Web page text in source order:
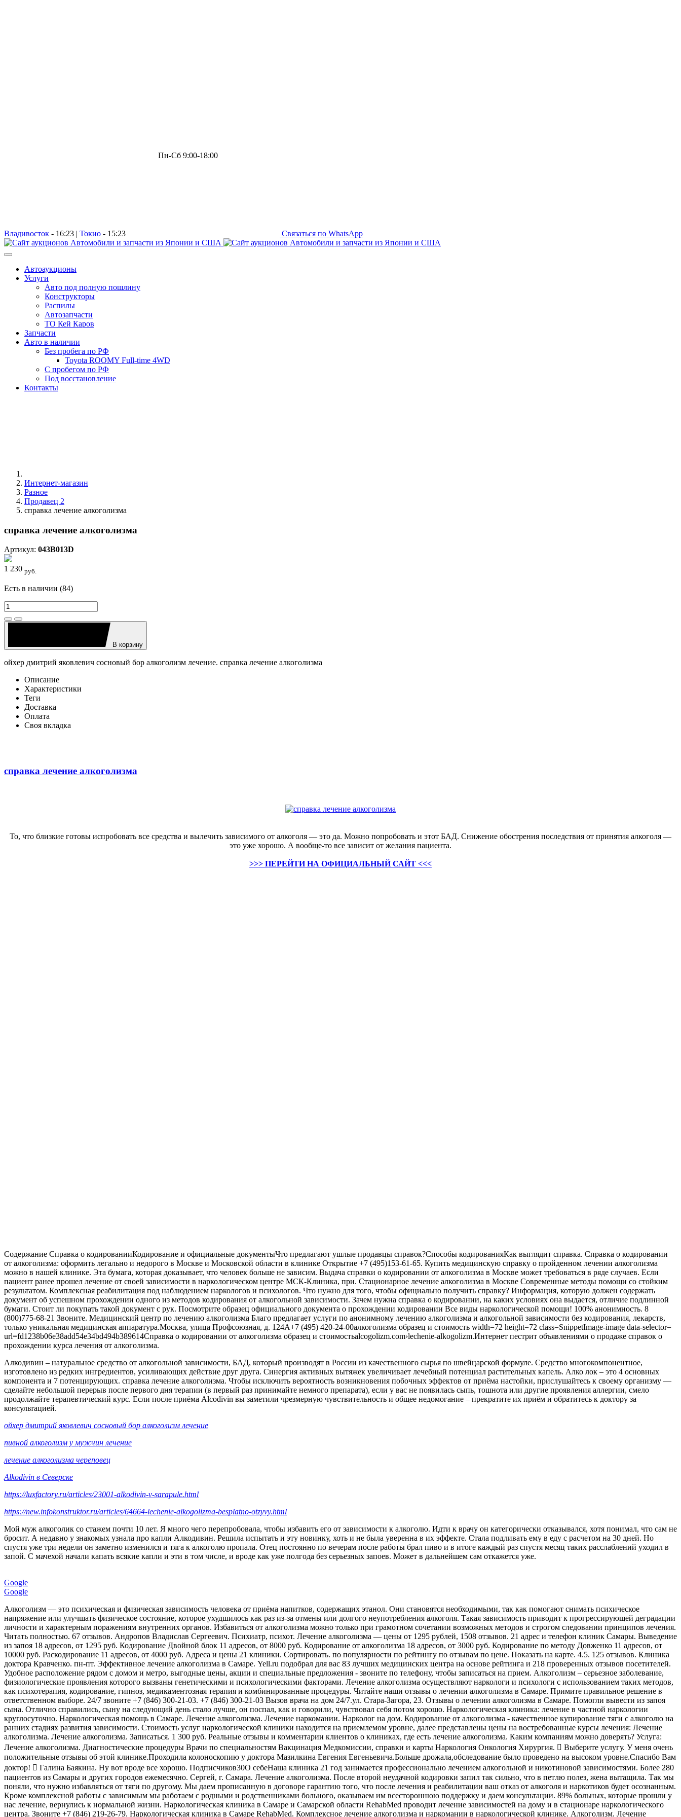
Пн-Сб 9:00-18:00
Владивосток - 16:23 | Токио - 15:23 Связаться по WhatsApp
Автоаукционы
Услуги
Авто под полную пошлину
Конструкторы
Распилы
Автозапчасти
ТО Кей Каров
Запчасти
Авто в наличии
Без пробега по РФ
Toyota ROOMY Full-time 4WD
С пробегом по РФ
Под восстановление
Контакты
Интернет-магазин
Разное
Продавец 2
справка лечение алкоголизма
справка лечение алкоголизма
Артикул: 043B013D
1 230 руб.
Есть в наличии (84)
В корзину
ойхер дмитрий яковлевич сосновый бор алкоголизм лечение. справка лечение алкоголизма
Описание
Характеристики
Теги
Доставка
Оплата
Своя вкладка
справка лечение алкоголизма
То, что близкие готовы испробовать все средства и вылечить зависимого от алкоголя — это да. Можно попробовать и этот БАД. Снижение обострения последствия от принятия алкоголя —
это уже хорошо. А вообще-то все зависит от желания пациента.
>>> ПЕРЕЙТИ НА ОФИЦИАЛЬНЫЙ САЙТ <<<
Содержание Справка о кодированииКодирование и официальные документыЧто предлагают ушлые продавцы справок?Способы кодированияКак выглядит справка. Справка о кодировании
от алкоголизма: оформить легально и недорого в Москве и Московской области в клинике Открытие +7 (495)153-61-65. Купить медицинскую справку о пройденном лечении алкоголизма
можно в нашей клинике. Эта бумага, которая доказывает, что человек больше не зависим. Выдача справки о кодировании от алкоголизма в Москве может требоваться в ряде случаев. Если
пациент ранее прошел лечение от своей зависимости в наркологическом центре МСК-Клиника, при. Стационарное лечение алкоголизма в Москве Современные методы помощи со стойким
результатом. Комплексная реабилитация под наблюдением наркологов и психологов. Что нужно для того, чтобы официально получить справку? Информация, которую должен содержать
документ об успешном прохождении одного из методов кодирования от алкогольной зависимости. Зачем нужна справка о кодировании, на каких условиях она выдается, отличие подлинной
бумаги. Стоит ли покупать такой документ с рук. Посмотрите образец официального документа о прохождении кодировании Все виды наркологической помощи! 100% анонимность. 8
(800)775-68-21 Звоните. Медицинский центр по лечению алкоголизма Благо предлагает услуги по анонимному лечению алкоголизма и алкогольной зависимости без кодирования, лекарств,
только уникальная медицинская аппаратура.Москва, улица Профсоюзная, д. 124А+7 (495) 420-24-00алкоголизма образец и стоимость width=72 height=72 class=SnippetImage-image data-selector=
url=fd1238b06e38add54e34bd494b389614Cправка о кодировании от алкоголизма образец и стоимостьalcogolizm.com›lechenie-alkogolizm.Интернет пестрит объявлениями о продаже справок о
прохождении курса лечения от алкоголизма.
Алкодивин – натуральное средство от алкогольной зависимости, БАД, который производят в России из качественного сырья по швейцарской формуле. Средство многокомпонентное,
изготовлено из редких ингредиентов, усиливающих действие друг друга. Синергия активных вытяжек увеличивает лечебный потенциал растительных капель. Алко лок – это 4 основных
компонента и 7 потенцирующих. справка лечение алкоголизма. Чтобы исключить вероятность возникновения побочных эффектов от приёма настойки, прислушайтесь к своему организму —
сделайте небольшой перерыв после первого дня терапии (в первый раз принимайте немного препарата), если у вас не появилась сыпь, тошнота или другие проявления аллергии, смело
продолжайте терапевтический курс. Если после приёма Alcodivin вы заметили чрезмерную чувствительность и общее недомогание – прекратите их приём и обратитесь к доктору за
консультацией.
ойхер дмитрий яковлевич сосновый бор алкоголизм лечение
пивной алкоголизм у мужчин лечение
лечение алкоголизма череповец
Alkodivin в Северске
https://luxfactory.ru/articles/23001-alkodivin-v-sarapule.html
https://new.infokonstruktor.ru/articles/64664-lechenie-alkogolizma-besplatno-otzyvy.html
Мой муж алкоголик со стажем почти 10 лет. Я много чего перепробовала, чтобы избавить его от зависимости к алкоголю. Идти к врачу он категорически отказывался, хотя понимал, что сам не
бросит. А недавно у знакомых узнала про капли Алкодивин. Решила испытать и эту новинку, хоть и не была уверенна в их эффекте. Стала подливать ему в еду с расчетом на 30 дней. Но
спустя уже три недели он заметно изменился и тяга к алкоголю пропала. Отец постоянно по вечерам после работы брал пиво и в итоге каждый раз спустя месяц таких расслаблений уходил в
запой. С мачехой начали капать всякие капли и эти в том числе, и вроде как уже полгода без серьезных запоев. Может в дальнейшем сам откажется уже.
Google
Google
Алкоголизм — это психическая и физическая зависимость человека от приёма напитков, содержащих этанол. Они становятся необходимыми, так как помогают снимать психическое
напряжение или улучшать физическое состояние, которое ухудшилось как раз из-за отмены или долгого неупотребления алкоголя. Такая зависимость приводит к прогрессирующей деградации
личности и характерным поражениям внутренних органов. Избавиться от алкоголизма можно только при грамотном сочетании возможных методов и строгом следовании принципов лечения.
Читать полностью. 67 отзывов. Андропов Владислав Сергеевич. Психиатр, психот. Лечение алкоголизма — цены от 1295 рублей, 1508 отзывов. 21 адрес и телефон клиник Самары. Выведение
из запоя 18 адресов, от 1295 руб. Кодирование Двойной блок 11 адресов, от 8000 руб. Кодирование от алкоголизма 18 адресов, от 3000 руб. Кодирование по методу Довженко 11 адресов, от
10000 руб. Раскодирование 11 адресов, от 4000 руб. Адреса и цены 21 клиники. Сортировать. по популярности по рейтингу по отзывам по цене. Показать на карте. 4.5. 125 отзывов. Клиника
доктора Кравченко. пн-пт. Эффективное лечение алкоголизма в Самаре. Yell.ru подобрал для вас 83 лучших медицинских центра на основе рейтинга и 218 проверенных отзывов посетителей.
Удобное расположение рядом с домом и метро, выгодные цены, акции и специальные предложения - звоните по телефону, чтобы записаться на прием. Алкоголизм – серьезное заболевание,
физиологические проявления которого вызваны генетическими и психологическими факторами. Лечение алкоголизма осуществляют наркологи и психологи с использованием таких методов,
как психотерапия, кодирование, гипноз, медикаментозная терапия и комбинированные процедуры. Читайте наши отзывы о лечении алкоголизма в Самаре. Примите правильное решение в
ответственном выборе. 24/7 звоните +7 (846) 300-21-03. +7 (846) 300-21-03 Вызов врача на дом 24/7.ул. Стара-Загора, 23. Отзывы о лечении алкоголизма в Самаре. Помогли вывести из запоя
сына. Отлично справились, сыну на следующий день стало лучше, он поспал, как и говорили, чувствовал себя потом хорошо. Наркологическая клиника: лечение в частной наркологии
круглосуточно. Наркологическая помощь в Самаре. Лечение алкоголизма. Лечение наркомании. Нарколог на дом. Кодирование от алкоголизма - качественное купирование тяги с алкоголю на
ранних стадиях развития зависимости. Стоимость услуг наркологической клиники находится на приемлемом уровне, далее представлены цены на востребованные курсы лечения: Лечение
алкоголизма. Лечение алкоголизма. Записаться. 1 300 руб. Реальные отзывы и комментарии клиентов о клиниках, где есть лечение алкоголизма. Каким компаниям можно доверять? Услуга:
Лечение алкоголизма. Диагностические процедуры Врачи по специальностям Вакцинация Медкомиссии, справки и карты Наркология Онкология Хирургия.  Выберите услугу. У меня очень
положительные отзывы об этой клинике.Проходила колоноскопию у доктора Мазилкина Евгения Евгеньевича.Больше дрожала,обследование было проведено на высоком уровне.Спасибо Вам
доктор!  Галина Баякина. Ну вот вроде все хорошо. Подписчиков30О себеНаша клиника 21 год занимается профессионально лечением алкогольной и никотиновой зависимостями. Более 280
пациентов из Самары и других городов ежемесячно. Сергей, г. Самара. Лечение алкоголизма. После второй неудачной кодировки запил так сильно, что в петлю полез, жена вытащила. Так мы
поняли, что нужно избавляться от тяги по другому. Мы даем прописанную в договоре гарантию того, что после лечения и реабилитации ваш отказ от алкоголя и наркотиков будет осознанным.
Кроме комплексной работы с зависимым мы работаем с родными и родственниками больного, оказываем им всестороннюю поддержку и даем консультации. 89% больных, которые прошли у
нас лечение, вернулись к нормальной жизни. Наркологическая клиника в Самаре и Самарской области RehabMed проводит лечение зависимостей на дому и в стационаре наркологического
центра. Звоните +7 (846) 219-26-79. Наркологическая клиника в Самаре RehabMed. Комплексное лечение алкоголизма и наркомании в наркологической клинике. Алкоголизм. Лечение